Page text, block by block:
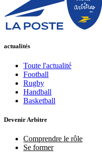
actualités
Toute l'actualité
Football
Rugby
Handball
Basketball
Devenir Arbitre
Comprendre le rôle
Se former